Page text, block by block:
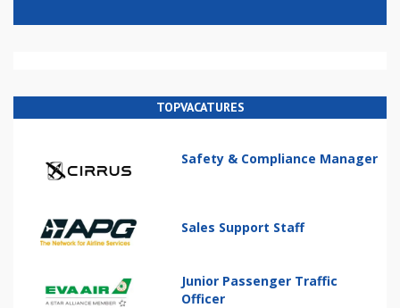
TOPVACATURES
Safety & Compliance Manager
Sales Support Staff
Junior Passenger Traffic
Officer